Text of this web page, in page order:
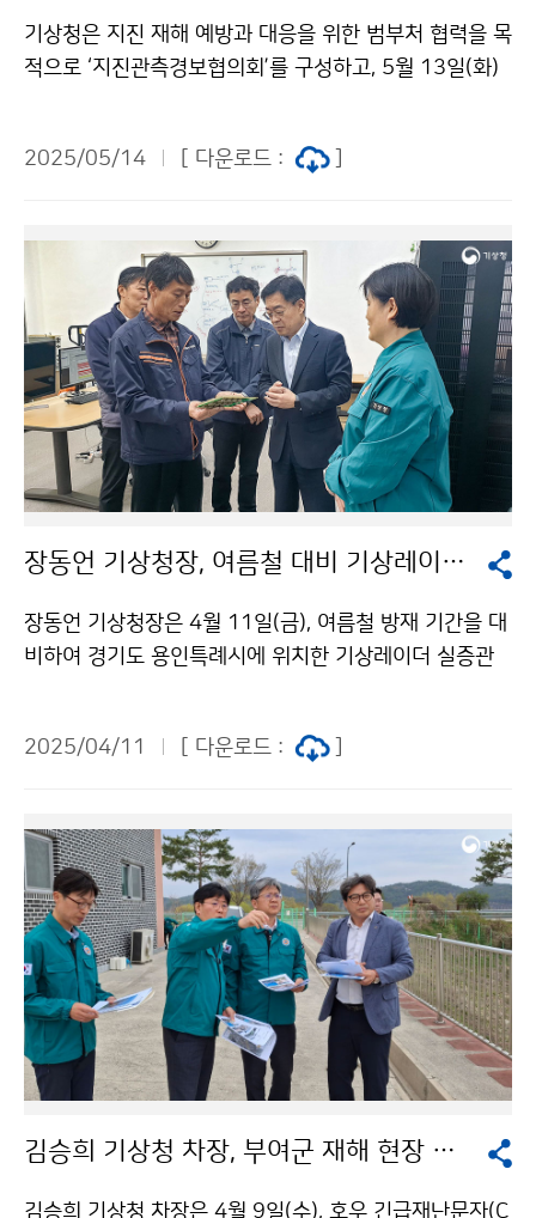
기상청은 지진 재해 예방과 대응을 위한 범부처 협력을 목
적으로 ‘지진관측경보협의회’를 구성하고, 5월 13일(화)
2025/05/14
[ 다운로드 :
장동언 기상청장, 여름철 대비 기상레이더 현장 점검
장동언 기상청장은 4월 11일(금), 여름철 방재 기간을 대
비하여 경기도 용인특례시에 위치한 기상레이더 실증관
2025/04/11
[ 다운로드 :
김승희 기상청 차장, 부여군 재해 현장 방문
김승희 기상청 차장은 4월 9일(수), 호우 긴급재난문자(C